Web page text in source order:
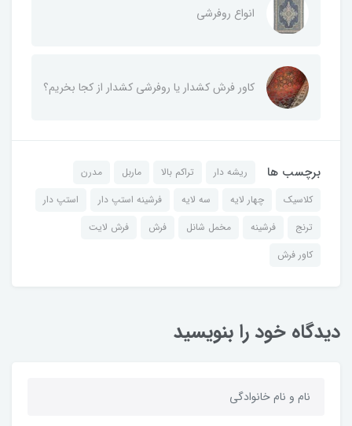
انواع روفرشی
کاور فرش کشدار یا روفرشی کشدار از کجا بخریم؟
برچسب ها ریشه دار تراکم بالا ماربل
مدرن
کلاسیک
چهار لایه سه لایه فرشینه استپ دار
استپ دار
ترنج
فرشینه مخمل شانل فرش
فرش لایت
کاور فرش
دیدگاه خود را بنویسید